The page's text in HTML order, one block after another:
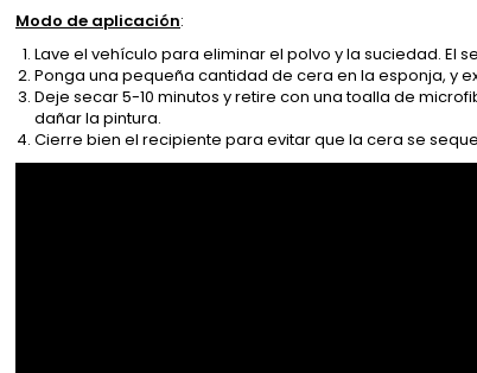
Modo de aplicación:
Lave el vehículo para eliminar el polvo y la suciedad.
Ponga una pequeña cantidad de cera en la esponja, y
Deje secar 5-10 minutos y retire con una toalla de
dañar la pintura.
Cierre bien el recipiente para evitar que la cera se